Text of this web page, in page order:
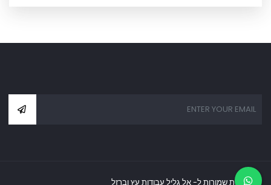
כל הזכויות שמורות ל- אל גליל עבודות עץ וברזל